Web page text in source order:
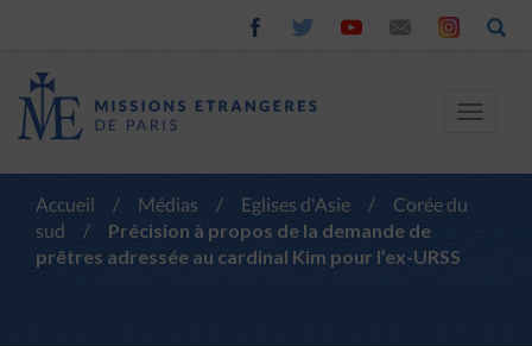
Toggle
Accueil / Médias / Eglises d'Asie /
Corée du
sud
/
Précision à propos de la demande de
prêtres adressée au cardinal Kim pour l’ex-URSS